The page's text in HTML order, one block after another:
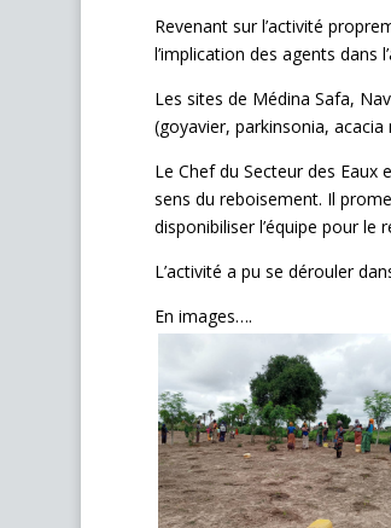
Revenant sur l’activité
l’implication des agents dans
Les sites de Médina Safa,
(goyavier, parkinsonia,
Le Chef du Secteur des Eaux
sens du reboisement. Il
disponibiliser l’équipe pour le
L’activité a pu se dérouler
En images….